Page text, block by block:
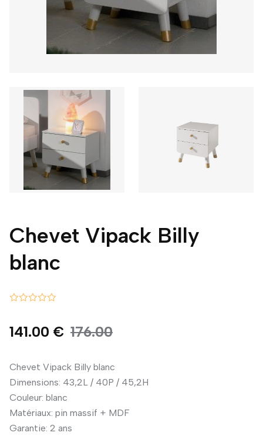
Chevet Vipack Billy
blanc
141.00 € 176.00
Chevet Vipack Billy blanc
Dimensions: 43,2L / 40P / 45,2H
Couleur: blanc
Matériaux: pin massif + MDF
Garantie: 2 ans